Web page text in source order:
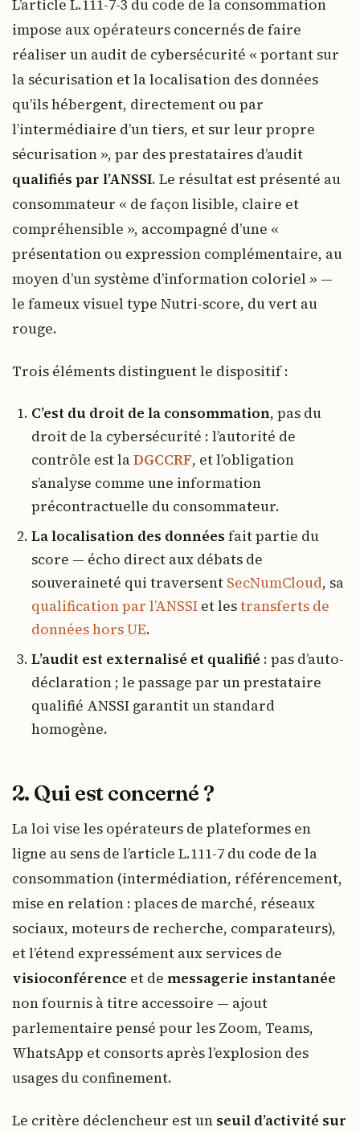
L’article L.111-7-3 du code de la consommation
impose aux opérateurs concernés de faire
réaliser un audit de cybersécurité « portant sur
la sécurisation et la localisation des données
qu’ils hébergent, directement ou par
l’intermédiaire d’un tiers, et sur leur propre
sécurisation », par des prestataires d’audit
qualifiés par l’ANSSI. Le résultat est présenté au
consommateur « de façon lisible, claire et
compréhensible », accompagné d’une «
présentation ou expression complémentaire, au
moyen d’un système d’information coloriel » —
le fameux visuel type Nutri-score, du vert au
rouge.
Trois éléments distinguent le dispositif :
C’est du droit de la consommation, pas du
droit de la cybersécurité : l’autorité de
contrôle est laDGCCRF, et l’obligation
s’analyse comme une information
précontractuelle du consommateur.
La localisation des données fait partie du
score — écho direct aux débats de
souveraineté qui traversent SecNumCloud, sa
qualification par l’ANSSI et lestransferts de
données hors UE.
L’audit est externalisé et qualifié : pas d’auto-
déclaration ; le passage par un prestataire
qualifié ANSSI garantit un standard
homogène.
2. Qui est concerné ?
La loi vise les opérateurs de plateformes en
ligne au sens de l’article L.111-7 du code de la
consommation (intermédiation, référencement,
mise en relation : places de marché, réseaux
sociaux, moteurs de recherche, comparateurs),
et l’étend expressément aux services de
visioconférence et de messagerie instantanée
non fournis à titre accessoire — ajout
parlementaire pensé pour les Zoom, Teams,
WhatsApp et consorts après l’explosion des
usages du confinement.
Le critère déclencheur est un seuil d’activité sur